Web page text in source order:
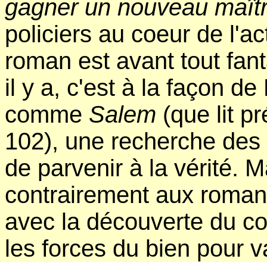
gagner un nouveau
policiers au coeur de
roman est avant tout
il y a, c'est à la façon
comme Salem (que lit
102), une recherche
de parvenir à la vérité.
contrairement aux
avec la découverte du
les forces du bien pour